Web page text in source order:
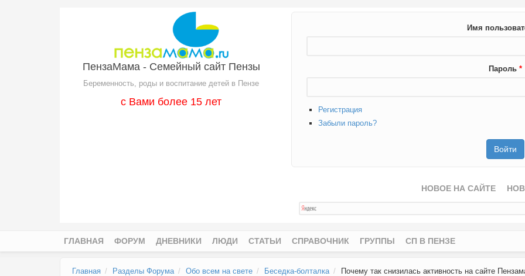
ПензаМама - Семейный сайт Пензы
Беременность, роды и воспитание детей в Пензе
с Вами более 15 лет
Имя
Пароль *
Регистрация
Забыли пароль?
НОВОЕ НА САЙТЕ
ГЛАВНАЯ ФОРУМ ДНЕВНИКИ ЛЮДИ СТАТЬИ СПРАВОЧНИК ГРУППЫ СП В ПЕНЗЕ
Главная Разделы Форума Обо всем на свете Беседка-болталка Почему так снизилась активность на сайте